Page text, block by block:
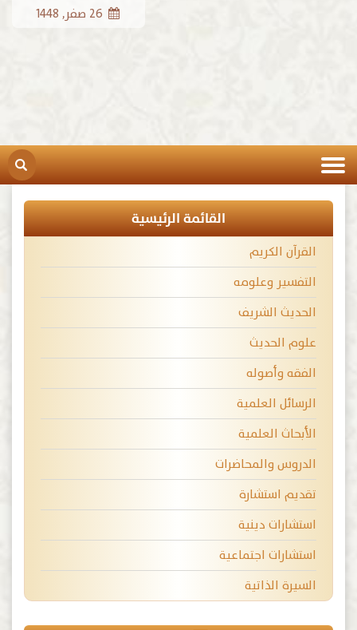
القائمة الرئيسية
القرآن الكريم
التفسير وعلومه
الحديث الشريف
علوم الحديث
الفقه وأصوله
الرسائل العلمية
الأبحاث العلمية
الدروس والمحاضرات
تقديم استشارة
استشارات دينية
استشارات اجتماعية
السيرة الذاتية